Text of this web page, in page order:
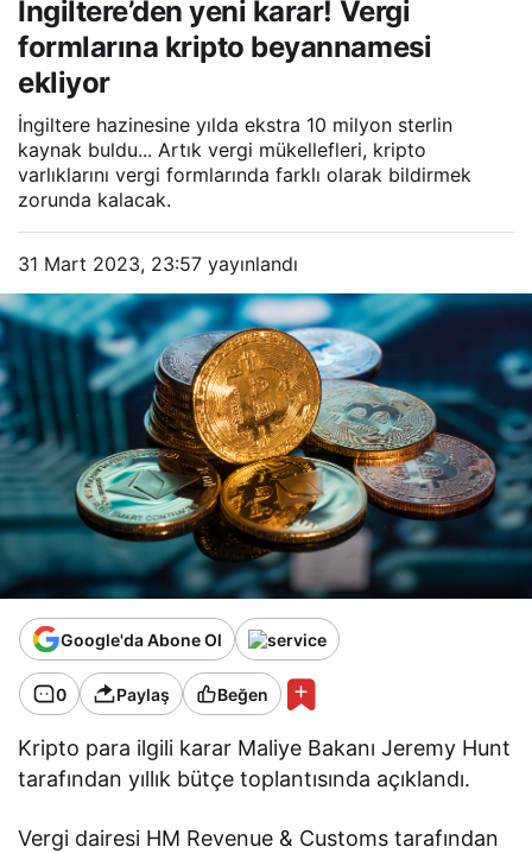
beyannamesi ekliyor
İngiltere’den yeni karar! Vergi
formlarına kripto beyannamesi
ekliyor
İngiltere hazinesine yılda ekstra 10 milyon sterlin
kaynak buldu... Artık vergi mükellefleri, kripto
varlıklarını vergi formlarında farklı olarak bildirmek
zorunda kalacak.
31 Mart 2023, 23:57 yayınlandı
Google'da Abone Ol
0 Paylaş Beğen
Kripto para ilgili karar Maliye Bakanı Jeremy Hunt
tarafından yıllık bütçe toplantısında açıklandı.
Vergi dairesi HM Revenue & Customs tarafından